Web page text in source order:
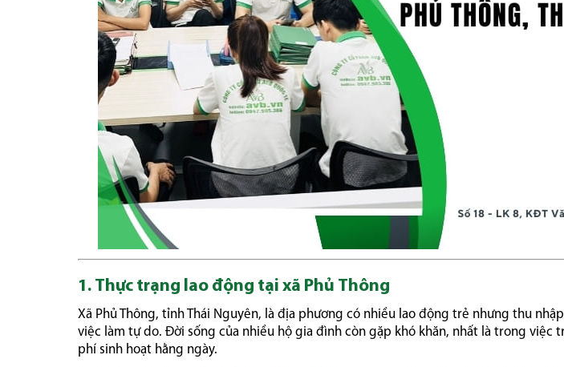
1. Thực trạng lao động tại xã Phủ Thông
Xã Phủ Thông, tỉnh Thái Nguyên, là địa phương có nhiều lao động trẻ nhưng thu
việc làm tự do. Đời sống của nhiều hộ gia đình còn gặp khó khăn, nhất là trong việc
phí sinh hoạt hằng ngày.